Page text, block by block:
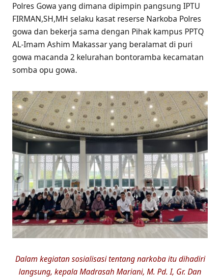
Polres Gowa yang dimana dipimpin pangsung IPTU
FIRMAN,SH,MH selaku kasat reserse Narkoba Polres
gowa dan bekerja sama dengan Pihak kampus PPTQ
AL-Imam Ashim Makassar yang beralamat di puri
gowa macanda 2 kelurahan bontoramba kecamatan
somba opu gowa.
Dalam kegiatan sosialisasi tentang narkoba itu dihadiri
langsung, kepala Madrasah Mariani, M. Pd. I, Gr. Dan